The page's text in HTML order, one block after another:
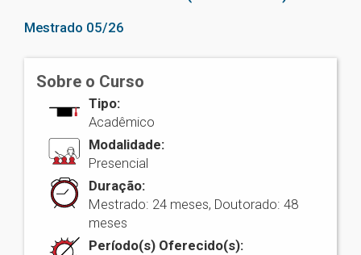
Mestrado 05/26
Sobre o Curso
Tipo:
Acadêmico
Modalidade:
Presencial
Duração:
Mestrado: 24 meses, Doutorado: 48
meses
Período(s) Oferecido(s):